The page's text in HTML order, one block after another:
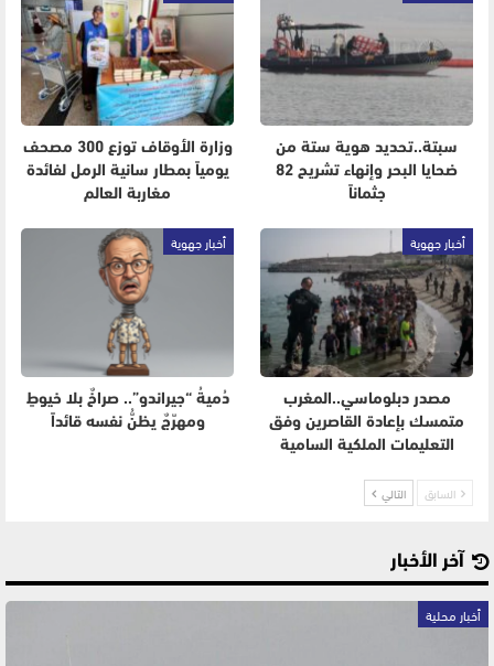
سبتة..تحديد هوية ستة من
ضحايا البحر وإنهاء تشريح 82
جثماناً
وزارة الأوقاف توزع 300 مصحف
يومياً بمطار سانية الرمل لفائدة
مغاربة العالم
أخبار جهوية
مصدر دبلوماسي..المغرب
متمسك بإعادة القاصرين وفق
التعليمات الملكية السامية
أخبار جهوية
دُميةُ “جيراندو”.. صراخٌ بلا خيوطٍ
ومهرّجٌ يظنُّ نفسه قائداً
السابق التالي
آخر الأخبار
أخبار محلية